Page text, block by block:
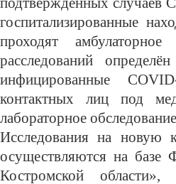
госпитализированные
проходят
расследований
инфицированные COVID
контактных лиц под
лабораторное
Исследования на новую
осуществляются на
Костромской области»,